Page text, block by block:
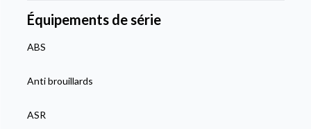
Équipements de série
ABS
Anti brouillards
ASR